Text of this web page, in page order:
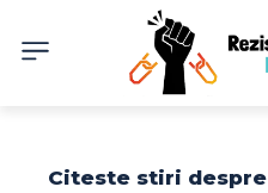
Citeste stiri despre